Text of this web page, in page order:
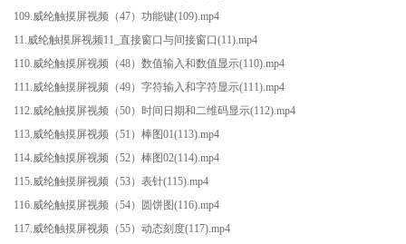
109.威纶触摸屏视频（47）功能键(109).mp4
11.威纶触摸屏视频11_直接窗口与间接窗口(11).mp4
110.威纶触摸屏视频（48）数值输入和数值显示(110).mp4
111.威纶触摸屏视频（49）字符输入和字符显示(111).mp4
112.威纶触摸屏视频（50）时间日期和二维码显示(112).mp4
113.威纶触摸屏视频（51）棒图01(113).mp4
114.威纶触摸屏视频（52）棒图02(114).mp4
115.威纶触摸屏视频（53）表针(115).mp4
116.威纶触摸屏视频（54）圆饼图(116).mp4
117.威纶触摸屏视频（55）动态刻度(117).mp4